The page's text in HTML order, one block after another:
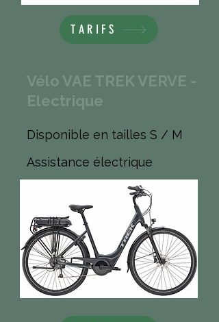
TARIFS
Vélo VAE TREK VERVE -
Electrique
Disponible en tailles S / M
Assistance électrique